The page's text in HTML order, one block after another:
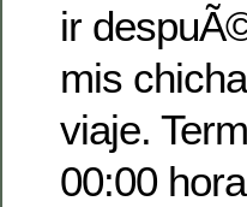
ir
mis
viaje.
00:00